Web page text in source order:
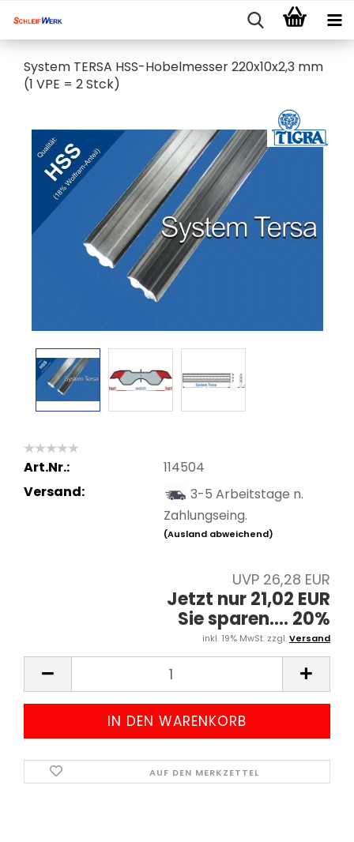
System TERSA HSS-Hobelmesser 220x10x2,3 mm
(1 VPE = 2 Stck)
Art.Nr.:
114504
Versand:
3-5 Arbeitstage n.
Zahlungseing.
(Ausland abweichend)
UVP 26,28 EUR
Jetzt nur 21,02 EUR
Sie sparen.... 20%
inkl. 19% MwSt. zzgl.Versand
AUF DEN MERKZETTEL